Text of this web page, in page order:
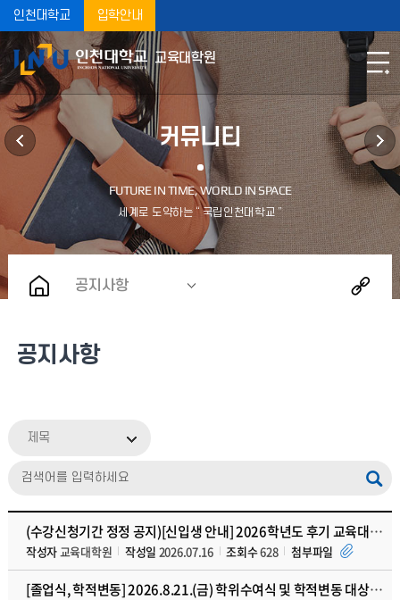
인천대학교 입학안내
교육대학원
커뮤니티
공지사항
공지사항
제목
(수강신청기간 정정 공지)[신입생 안내] 2026학년도 후기 교육대학원 신입생 생활안내
작성자교육대학원 작성일 2026.07.16 조회수628 첨부파일
[졸업식, 학적변동] 2026.8.21.(금) 학위수여식 및 학적변동 대상자 안내